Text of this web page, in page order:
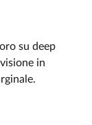
su deep
in